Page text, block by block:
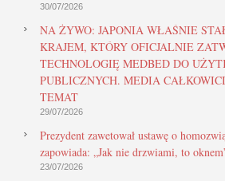
30/07/2026
NA ŻYWO: JAPONIA WŁAŚNIE
KRAJEM, KTÓRY OFICJALNIE
TECHNOLOGIĘ MEDBED DO
PUBLICZNYCH. MEDIA
TEMAT
29/07/2026
Prezydent zawetował ustawę o
zapowiada: „Jak nie drzwiami, to
23/07/2026